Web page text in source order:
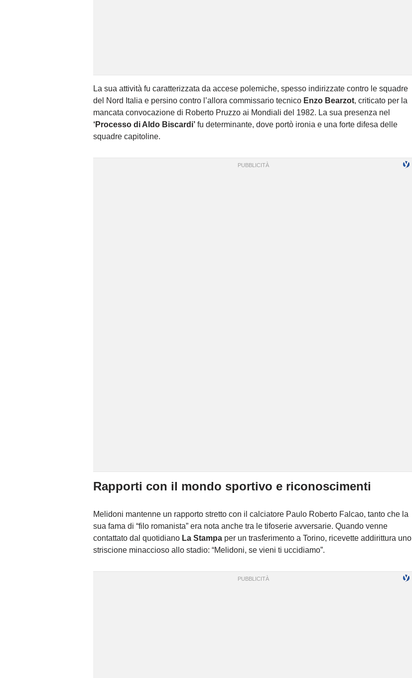
La sua attività fu caratterizzata da accese polemiche, spesso indirizzate contro le squadre
del Nord Italia e persino contro l’allora commissario tecnico Enzo Bearzot, criticato per la
mancata convocazione di Roberto Pruzzo ai Mondiali del 1982. La sua presenza nel
‘Processo di Aldo Biscardi’ fu determinante, dove portò ironia e una forte difesa delle
squadre capitoline.
Rapporti con il mondo sportivo e riconoscimenti
Melidoni mantenne un rapporto stretto con il calciatore Paulo Roberto Falcao, tanto che la
sua fama di “filo romanista” era nota anche tra le tifoserie avversarie. Quando venne
contattato dal quotidiano La Stampa per un trasferimento a Torino, ricevette addirittura uno
striscione minaccioso allo stadio: “Melidoni, se vieni ti uccidiamo”.